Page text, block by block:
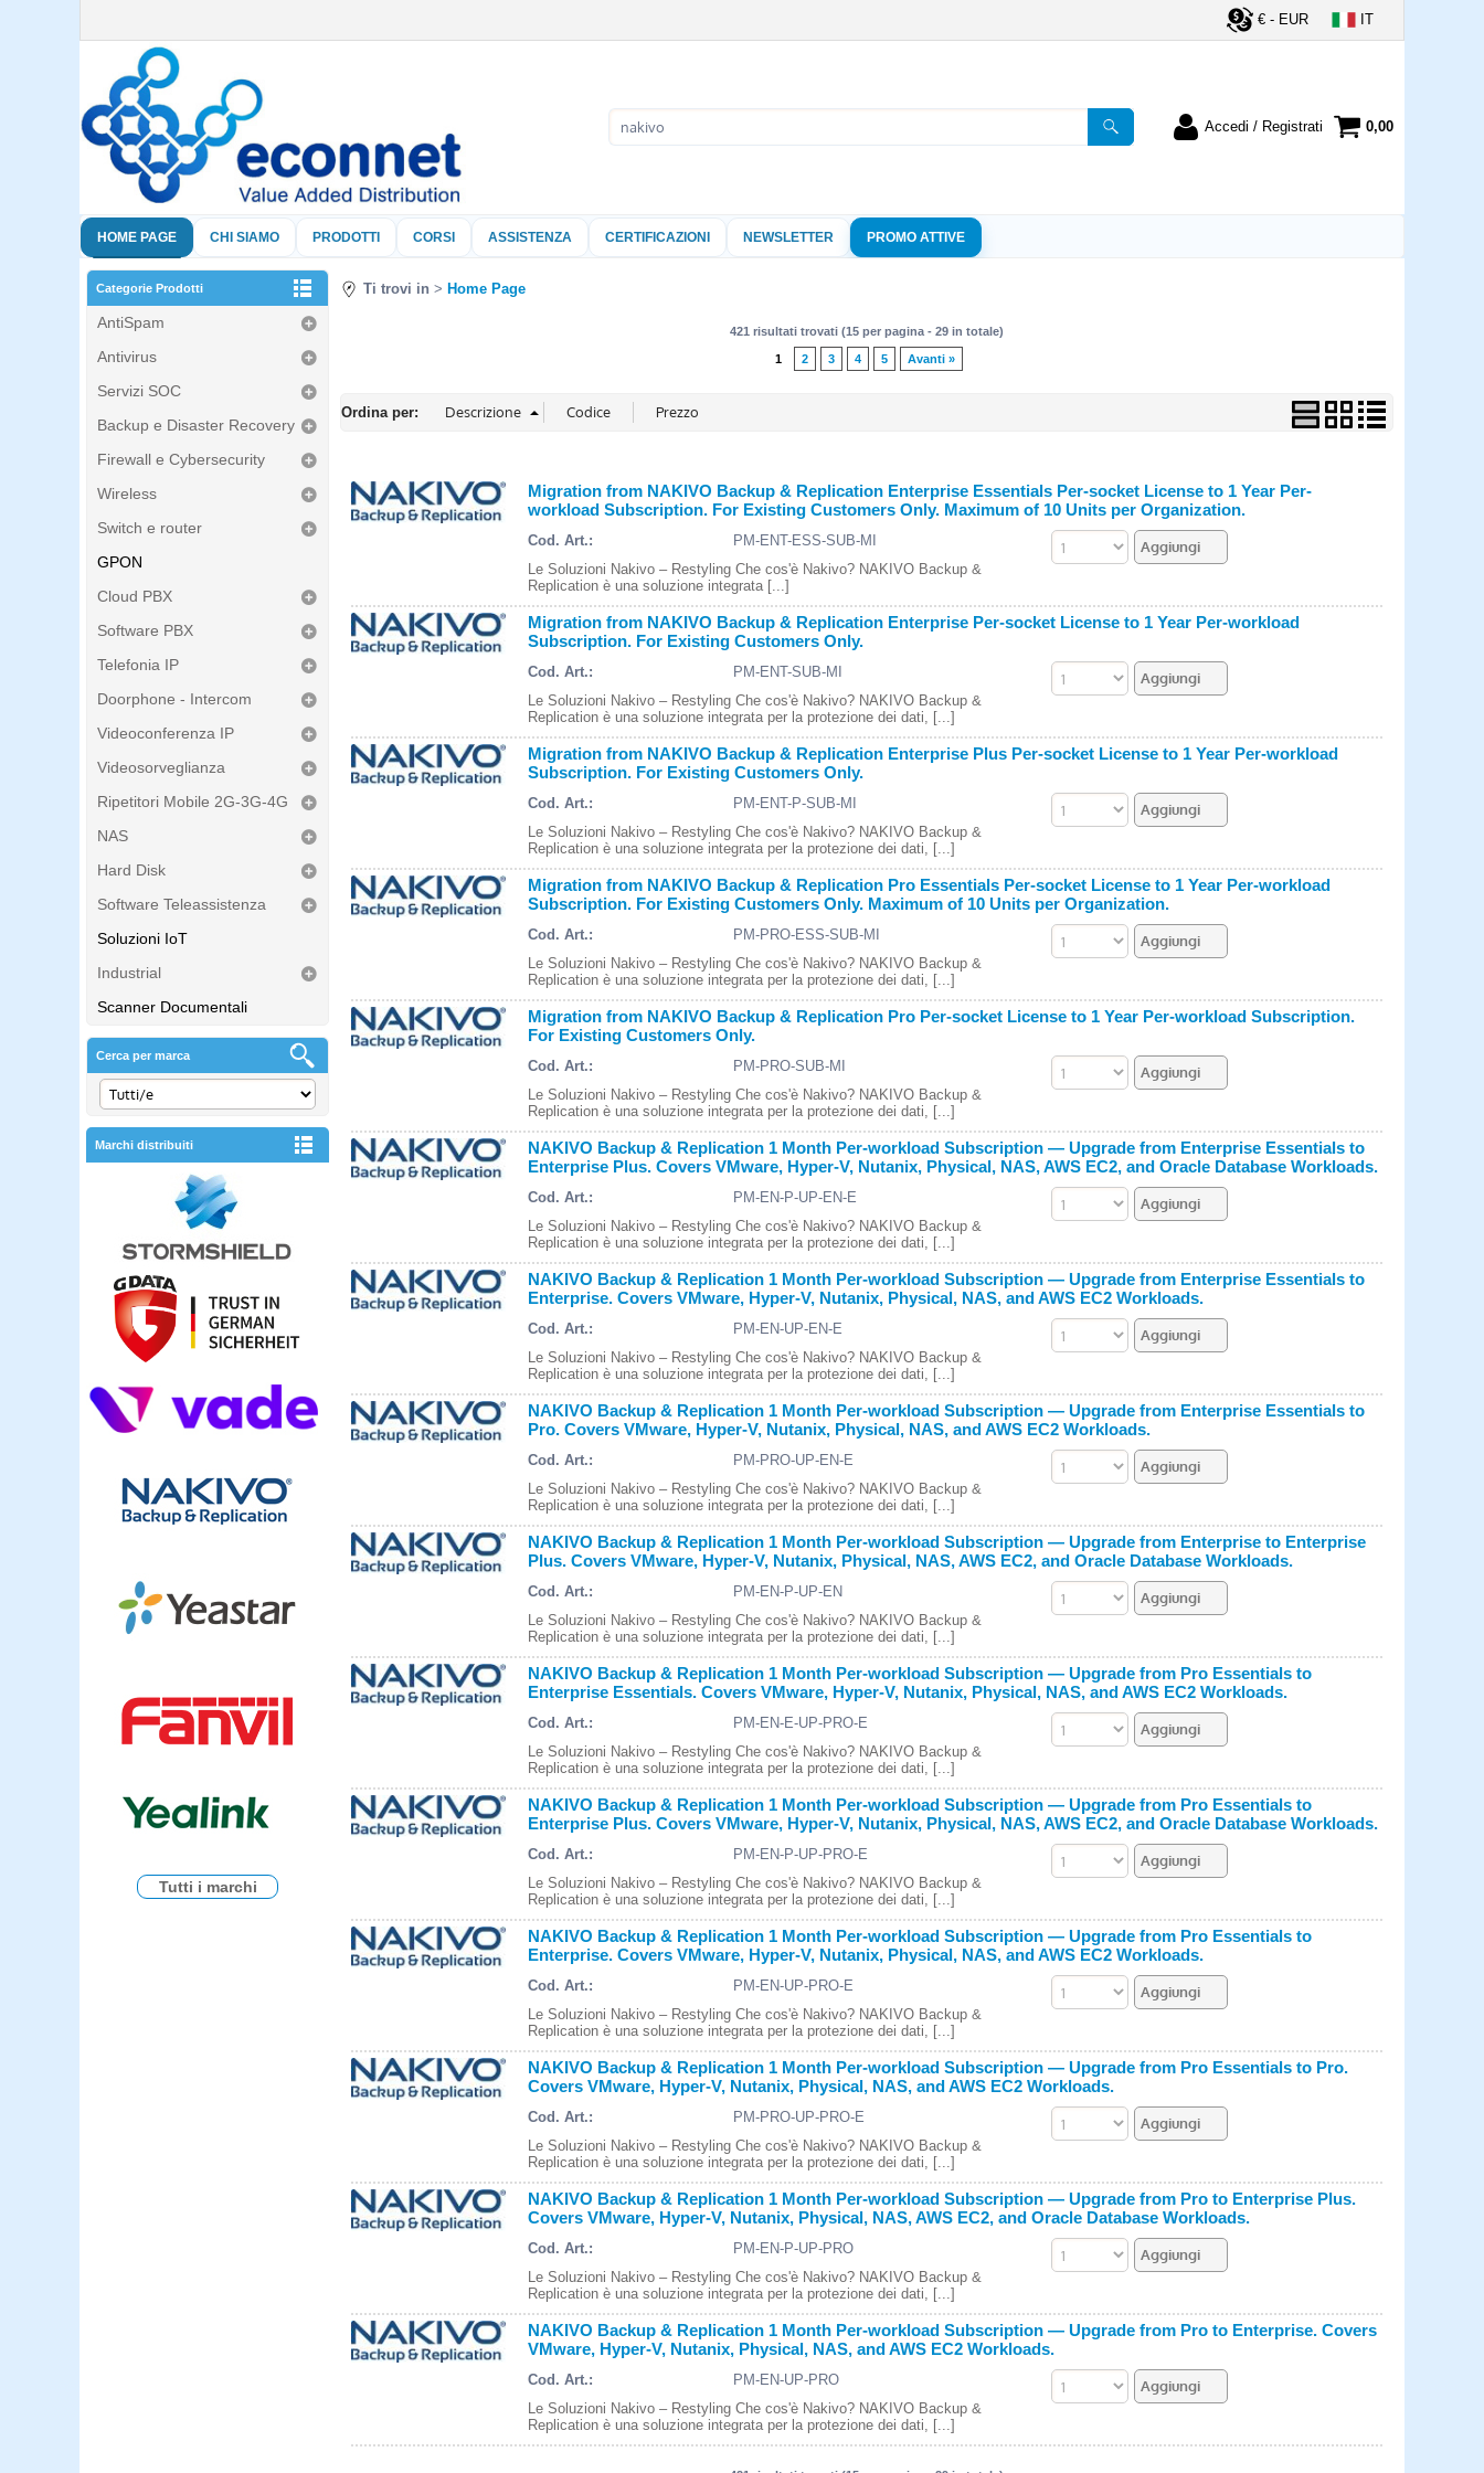
€ - EUR IT
Accedi / Registrati
nome utente e la password e poi
clicca sul pulsante "Accedi"
Password:
0,00
HOME PAGE CHI SIAMO PRODOTTI CORSI ASSISTENZA CERTIFICAZIONI NEWSLETTER PROMO ATTIVE
Categorie Prodotti
AntiSpam
Antivirus
Servizi SOC
Backup e Disaster Recovery
Firewall e Cybersecurity
Wireless
Switch e router
GPON
Cloud PBX
Software PBX
Telefonia IP
Doorphone - Intercom
Videoconferenza IP
Videosorveglianza
Ripetitori Mobile 2G-3G-4G
NAS
Hard Disk
Software Teleassistenza
Soluzioni IoT
Industrial
Scanner Documentali
Cerca per marca
Marchi distribuiti
Tutti i marchi
Ti trovi in Home Page
421 risultati trovati (15 per pagina - 29 in totale)
1 2 3 4 5 Avanti »
Ordina per:
Migration from NAKIVO Backup & Replication Enterprise Essentials Per-socket License to 1 Year Per-
workload Subscription. For Existing Customers Only. Maximum of 10 Units per Organization.
Cod. Art.:
PM-ENT-ESS-SUB-MI
Le Soluzioni Nakivo – Restyling Che cos'è Nakivo? NAKIVO Backup &
Replication è una soluzione integrata [...]
Migration from NAKIVO Backup & Replication Enterprise Per-socket License to 1 Year Per-workload
Subscription. For Existing Customers Only.
Cod. Art.:
PM-ENT-SUB-MI
Le Soluzioni Nakivo – Restyling Che cos'è Nakivo? NAKIVO Backup &
Replication è una soluzione integrata per la protezione dei dati, [...]
Migration from NAKIVO Backup & Replication Enterprise Plus Per-socket License to 1 Year Per-workload
Subscription. For Existing Customers Only.
Cod. Art.:
PM-ENT-P-SUB-MI
Le Soluzioni Nakivo – Restyling Che cos'è Nakivo? NAKIVO Backup &
Replication è una soluzione integrata per la protezione dei dati, [...]
Migration from NAKIVO Backup & Replication Pro Essentials Per-socket License to 1 Year Per-workload
Subscription. For Existing Customers Only. Maximum of 10 Units per Organization.
Cod. Art.:
PM-PRO-ESS-SUB-MI
Le Soluzioni Nakivo – Restyling Che cos'è Nakivo? NAKIVO Backup &
Replication è una soluzione integrata per la protezione dei dati, [...]
Migration from NAKIVO Backup & Replication Pro Per-socket License to 1 Year Per-workload Subscription.
For Existing Customers Only.
Cod. Art.:
PM-PRO-SUB-MI
Le Soluzioni Nakivo – Restyling Che cos'è Nakivo? NAKIVO Backup &
Replication è una soluzione integrata per la protezione dei dati, [...]
NAKIVO Backup & Replication 1 Month Per-workload Subscription — Upgrade from Enterprise Essentials to
Enterprise Plus. Covers VMware, Hyper-V, Nutanix, Physical, NAS, AWS EC2, and Oracle Database Workloads.
Cod. Art.:
PM-EN-P-UP-EN-E
Le Soluzioni Nakivo – Restyling Che cos'è Nakivo? NAKIVO Backup &
Replication è una soluzione integrata per la protezione dei dati, [...]
NAKIVO Backup & Replication 1 Month Per-workload Subscription — Upgrade from Enterprise Essentials to
Enterprise. Covers VMware, Hyper-V, Nutanix, Physical, NAS, and AWS EC2 Workloads.
Cod. Art.:
PM-EN-UP-EN-E
Le Soluzioni Nakivo – Restyling Che cos'è Nakivo? NAKIVO Backup &
Replication è una soluzione integrata per la protezione dei dati, [...]
NAKIVO Backup & Replication 1 Month Per-workload Subscription — Upgrade from Enterprise Essentials to
Pro. Covers VMware, Hyper-V, Nutanix, Physical, NAS, and AWS EC2 Workloads.
Cod. Art.:
PM-PRO-UP-EN-E
Le Soluzioni Nakivo – Restyling Che cos'è Nakivo? NAKIVO Backup &
Replication è una soluzione integrata per la protezione dei dati, [...]
NAKIVO Backup & Replication 1 Month Per-workload Subscription — Upgrade from Enterprise to Enterprise
Plus. Covers VMware, Hyper-V, Nutanix, Physical, NAS, AWS EC2, and Oracle Database Workloads.
Cod. Art.:
PM-EN-P-UP-EN
Le Soluzioni Nakivo – Restyling Che cos'è Nakivo? NAKIVO Backup &
Replication è una soluzione integrata per la protezione dei dati, [...]
NAKIVO Backup & Replication 1 Month Per-workload Subscription — Upgrade from Pro Essentials to
Enterprise Essentials. Covers VMware, Hyper-V, Nutanix, Physical, NAS, and AWS EC2 Workloads.
Cod. Art.:
PM-EN-E-UP-PRO-E
Le Soluzioni Nakivo – Restyling Che cos'è Nakivo? NAKIVO Backup &
Replication è una soluzione integrata per la protezione dei dati, [...]
NAKIVO Backup & Replication 1 Month Per-workload Subscription — Upgrade from Pro Essentials to
Enterprise Plus. Covers VMware, Hyper-V, Nutanix, Physical, NAS, AWS EC2, and Oracle Database Workloads.
Cod. Art.:
PM-EN-P-UP-PRO-E
Le Soluzioni Nakivo – Restyling Che cos'è Nakivo? NAKIVO Backup &
Replication è una soluzione integrata per la protezione dei dati, [...]
NAKIVO Backup & Replication 1 Month Per-workload Subscription — Upgrade from Pro Essentials to
Enterprise. Covers VMware, Hyper-V, Nutanix, Physical, NAS, and AWS EC2 Workloads.
Cod. Art.:
PM-EN-UP-PRO-E
Le Soluzioni Nakivo – Restyling Che cos'è Nakivo? NAKIVO Backup &
Replication è una soluzione integrata per la protezione dei dati, [...]
NAKIVO Backup & Replication 1 Month Per-workload Subscription — Upgrade from Pro Essentials to Pro.
Covers VMware, Hyper-V, Nutanix, Physical, NAS, and AWS EC2 Workloads.
Cod. Art.:
PM-PRO-UP-PRO-E
Le Soluzioni Nakivo – Restyling Che cos'è Nakivo? NAKIVO Backup &
Replication è una soluzione integrata per la protezione dei dati, [...]
NAKIVO Backup & Replication 1 Month Per-workload Subscription — Upgrade from Pro to Enterprise Plus.
Covers VMware, Hyper-V, Nutanix, Physical, NAS, AWS EC2, and Oracle Database Workloads.
Cod. Art.:
PM-EN-P-UP-PRO
Le Soluzioni Nakivo – Restyling Che cos'è Nakivo? NAKIVO Backup &
Replication è una soluzione integrata per la protezione dei dati, [...]
NAKIVO Backup & Replication 1 Month Per-workload Subscription — Upgrade from Pro to Enterprise. Covers
VMware, Hyper-V, Nutanix, Physical, NAS, and AWS EC2 Workloads.
Cod. Art.:
PM-EN-UP-PRO
Le Soluzioni Nakivo – Restyling Che cos'è Nakivo? NAKIVO Backup &
Replication è una soluzione integrata per la protezione dei dati, [...]